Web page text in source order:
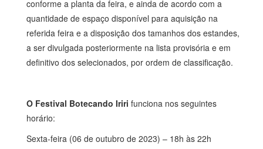
conforme a planta da feira, e ainda de acordo com a
quantidade de espaço disponível para aquisição na
referida feira e a disposição dos tamanhos dos estandes,
a ser divulgada posteriormente na lista provisória e em
definitivo dos selecionados, por ordem de classificação.
O Festival Botecando Iriri funciona nos seguintes
horário:
Sexta-feira (06 de outubro de 2023) – 18h às 22h